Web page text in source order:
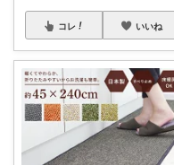
コレ いいね